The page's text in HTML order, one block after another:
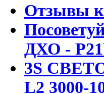
Отзывы
ДХО -
3S
L2 3000-